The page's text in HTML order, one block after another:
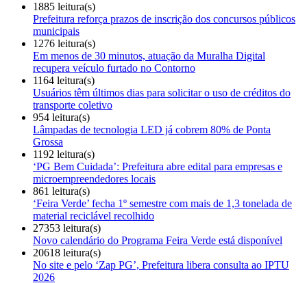
1885 leitura(s)
Prefeitura reforça prazos de inscrição dos concursos públicos
municipais
1276 leitura(s)
Em menos de 30 minutos, atuação da Muralha Digital
recupera veículo furtado no Contorno
1164 leitura(s)
Usuários têm últimos dias para solicitar o uso de créditos do
transporte coletivo
954 leitura(s)
Lâmpadas de tecnologia LED já cobrem 80% de Ponta
Grossa
1192 leitura(s)
‘PG Bem Cuidada’: Prefeitura abre edital para empresas e
microempreendedores locais
861 leitura(s)
‘Feira Verde’ fecha 1º semestre com mais de 1,3 tonelada de
material reciclável recolhido
27353 leitura(s)
Novo calendário do Programa Feira Verde está disponível
20618 leitura(s)
No site e pelo ‘Zap PG’, Prefeitura libera consulta ao IPTU
2026